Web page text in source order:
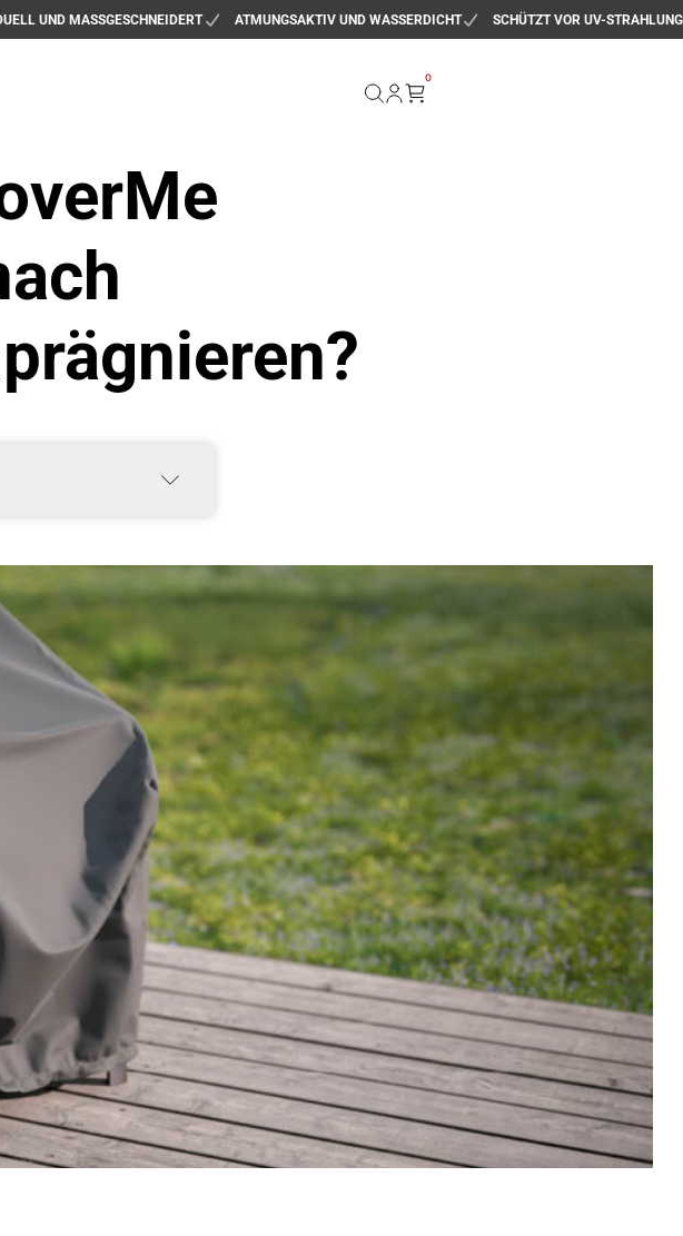
UND MASSGESCHNEIDERT ATMUNGSAKTIV UND WASSERDICHT SCHÜTZT VOR UV-STRAHLUNG
0